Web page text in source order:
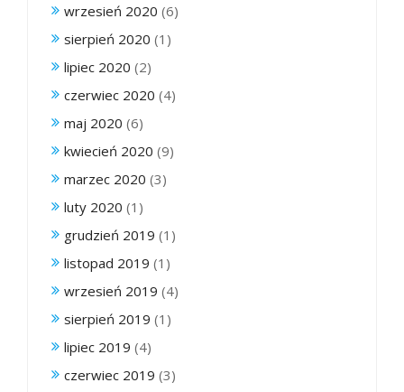
wrzesień 2020 (6)
sierpień 2020 (1)
lipiec 2020 (2)
czerwiec 2020 (4)
maj 2020 (6)
kwiecień 2020 (9)
marzec 2020 (3)
luty 2020 (1)
grudzień 2019 (1)
listopad 2019 (1)
wrzesień 2019 (4)
sierpień 2019 (1)
lipiec 2019 (4)
czerwiec 2019 (3)